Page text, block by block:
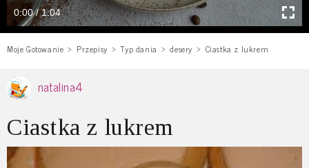
0:00 / 1:04
Moje Gotowanie Przepisy Typ dania desery Ciastka z lukrem
natalina4
Ciastka z lukrem